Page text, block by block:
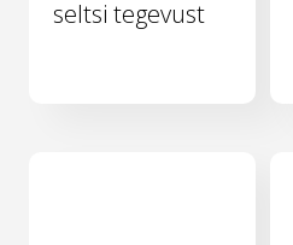
seltsi tegevust